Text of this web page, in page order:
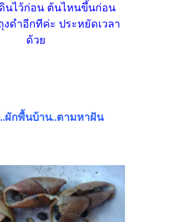
นไว้ก่อน ต้นไหนขึ้นก่อน
ดำอีกทีค่ะ ประหยัดเวลา
ด้วย
ผักพื้นบ้าน..ตามหาฝัน